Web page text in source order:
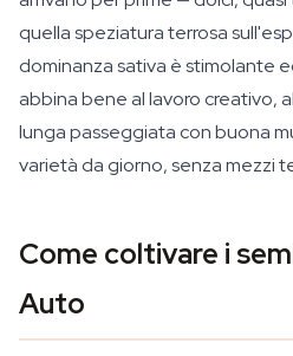
quella speziatura terrosa
dominanza sativa è stimolante
abbina bene al lavoro creativo,
lunga passeggiata con buona
varietà da giorno, senza mezzi
Come coltivare i
Auto